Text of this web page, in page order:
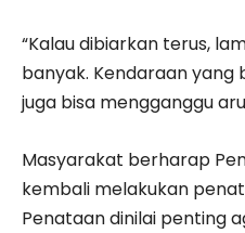
“Kalau dibiarkan terus,
banyak. Kendaraan
juga bisa mengganggu
Masyarakat berharap
kembali melakukan
Penataan dinilai penting